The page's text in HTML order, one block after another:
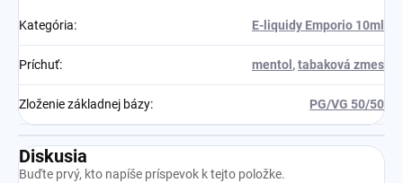
Kategória: E-liquidy Emporio 10ml
Príchuť: mentol ,tabaková zmes
Zloženie základnej bázy: PG/VG 50/50
Diskusia
Buďte prvý, kto napíše príspevok k tejto položke.